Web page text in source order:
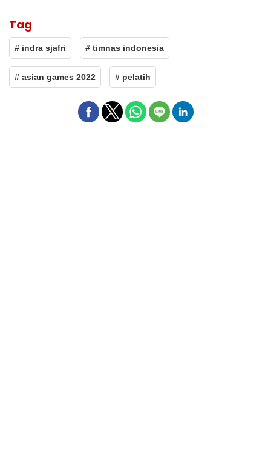
Tag
# indra sjafri # timnas indonesia
# asian games 2022 # pelatih